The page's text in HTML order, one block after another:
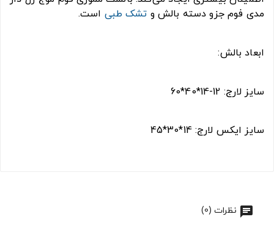
مدی فوم جزو دسته بالش و تشک طبی است.
ابعاد بالش:
سایز لارج: 12-14*40*60
سایز ایکس لارج: 14*30*45
نظرات (0)